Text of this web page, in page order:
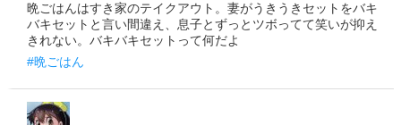
晩ごはんはすき家のテイクアウト。妻がうきうきセットをバキ
バキセットと言い間違え、息子とずっとツボってて笑いが抑え
きれない。バキバキセットって何だよ
#晩ごはん